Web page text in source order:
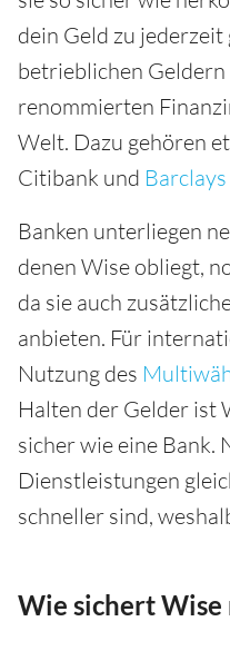
dein Geld zu
betrieblichen
renommierten
Welt. Dazu gehören
Citibank und Barclays
Banken unterliegen
denen Wise obliegt,
da sie auch
anbieten. Für
Nutzung des
Halten der Gelder ist
sicher wie eine Bank.
Dienstleistungen
schneller sind,
Wie sichert Wise